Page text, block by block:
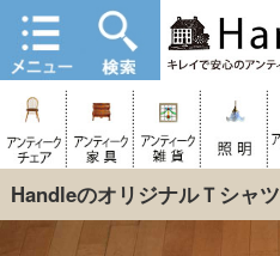
HandleのオリジナルＴシャツ